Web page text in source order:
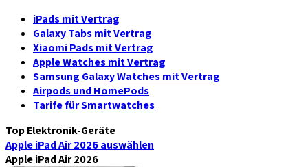
iPads mit Vertrag
Galaxy Tabs mit Vertrag
Xiaomi Pads mit Vertrag
Apple Watches mit Vertrag
Samsung Galaxy Watches mit Vertrag
Airpods und HomePods
Tarife für Smartwatches
Top Elektronik-Geräte
Apple iPad Air 2026auswählen
Apple iPad Air 2026